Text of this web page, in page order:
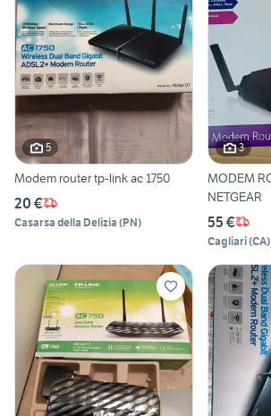
5
Modem router tp-link ac 1750
20 €
Casarsa della Delizia (PN)
3
MODEM ROUTER AC 1200
NETGEAR
55 €
Cagliari(CA)